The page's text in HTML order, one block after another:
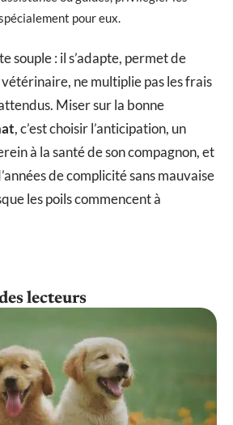
pour eux.
souple : il s’adapte, permet de
ne multiplie pas les frais
Miser sur la bonne
, c’est choisir l’anticipation, un
à la santé de son compagnon, et
de complicité sans mauvaise
les poils commencent à
lecteurs